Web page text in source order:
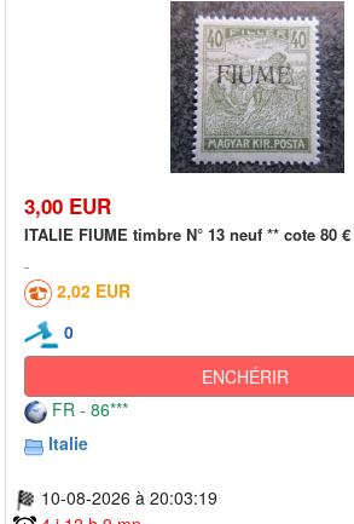
3,00 EUR
ITALIE FIUME timbre N° 13 neuf ** cote 80
2,02 EUR
0
ENCHÉRIR
FR - 86***
Italie
10-08-2026 à 20:03:19